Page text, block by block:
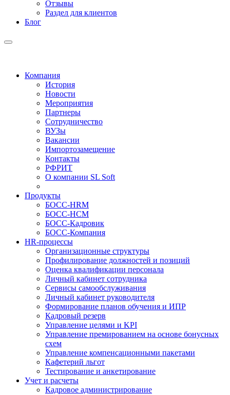
Отзывы
Раздел для клиентов
Блог
Компания
История
Новости
Мероприятия
Партнеры
Сотрудничество
ВУЗы
Вакансии
Импортозамещение
Контакты
РФРИТ
О компании SL Soft
Продукты
БОСС-HRM
БОСС-HCM
БОСС-Кадровик
БОСС-Компания
HR-процессы
Организационные структуры
Профилирование должностей и позиций
Оценка квалификации персонала
Личный кабинет сотрудника
Сервисы самообслуживания
Личный кабинет руководителя
Формирование планов обучения и ИПР
Кадровый резерв
Управление целями и KPI
Управление премированием на основе бонусных
схем
Управление компенсационными пакетами
Кафетерий льгот
Тестирование и анкетирование
Учет и расчеты
Кадровое администрирование